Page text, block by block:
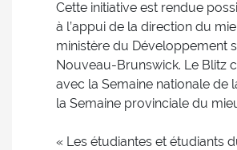
Cette initiative est rendue
à l’appui de la direction du
ministère du Développement
Nouveau-Brunswick. Le Blitz
avec la Semaine nationale de
la Semaine provinciale du
« Les étudiantes et étudiants